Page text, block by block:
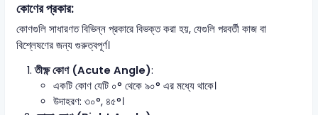
কোণের প্রকার:
কোণগুলি সাধারণত বিভিন্ন প্রকারে বিভক্ত করা হয়, যেগুলি পরবর্তী কাজ বা
বিশ্লেষণের জন্য গুরুত্বপূর্ণ।
তীক্ষ্ণ কোণ (Acute Angle):
একটি কোণ যেটি ০° থেকে ৯০° এর মধ্যে থাকে।
উদাহরণ: ৩০°, ৪৫°।